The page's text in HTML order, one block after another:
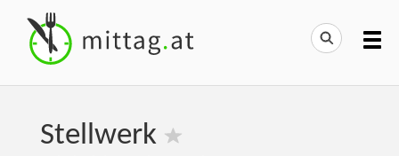
Stellwerk